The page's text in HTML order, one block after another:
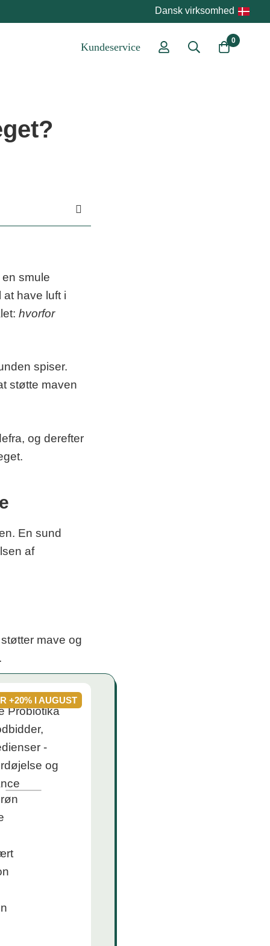
Dansk virksomhed
Kundeservice
0
smule
have luft i
hvorfor
spiser.
støtte maven
og derefter
En sund
af
mave og
+20% I AUGUST